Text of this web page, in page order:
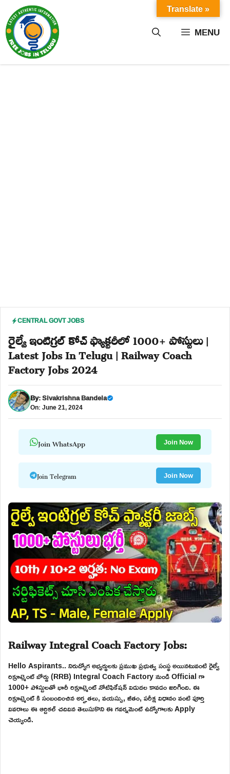
content MENU
CENTRAL GOVT JOBS
రైల్వే ఇంటిగ్రల్ కోచ్ ఫ్యాక్టరీలో 1000+ పోస్టులు |
Latest Jobs In Telugu | Railway Coach
Factory Jobs 2024
By:Sivakrishna Bandela
On: June 21, 2024
Join WhatsApp Join Now
Join Telegram Join Now
Railway Integral Coach Factory Jobs:
Hello Aspirants.. నిరుద్యోగ అభ్యర్థులకు ప్రముఖ ప్రభుత్వ సంస్థ అయినటువంటి రైల్వే
రిక్రూట్మెంట్ బోర్డు (RRB) Integral Coach Factory నుండి Official గా
1000+ పోస్టులతో భారీ రిక్రూట్మెంట్ నోటిఫికేషన్ విడుదల కావడం జరిగింది. ఈ
రిక్రూట్మెంట్ కి సంబందించిన అర్హతలు, వయస్సు, జీతం, పరీక్ష విధానం వంటి పూర్తి
వివరాలు ఈ ఆర్టికల్ చదివిన తెలుసుకొని ఈ గవర్నమెంట్ ఉద్యోగాలకు Apply
చెయ్యండి.
Translate »